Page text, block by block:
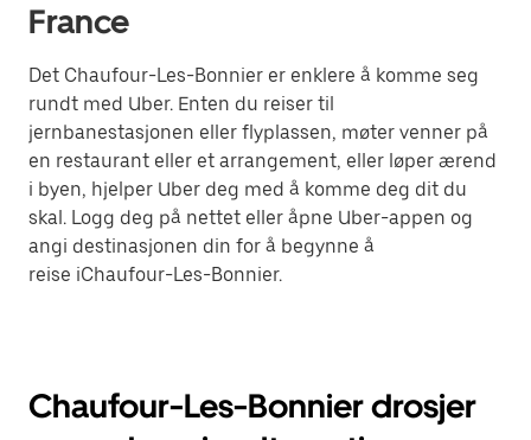
France
Det Chaufour-Les-Bonnier er enklere å komme seg
rundt med Uber. Enten du reiser til
jernbanestasjonen eller flyplassen, møter venner på
en restaurant eller et arrangement, eller løper ærend
i byen, hjelper Uber deg med å komme deg dit du
skal. Logg deg på nettet eller åpne Uber-appen og
angi destinasjonen din for å begynne å
reise iChaufour-Les-Bonnier.
Chaufour-Les-Bonnier drosjer